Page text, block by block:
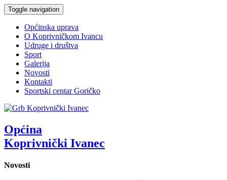
Toggle navigation
Općinska uprava
O Koprivničkom Ivancu
Udruge i društva
Sport
Galerija
Novosti
Kontakti
Sportski centar Goričko
Općina
Koprivnički Ivanec
Novosti